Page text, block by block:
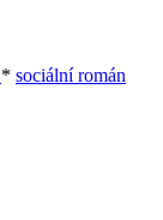
* sociální román